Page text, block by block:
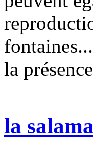
la
la